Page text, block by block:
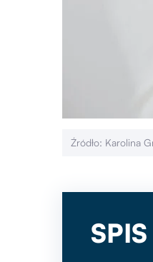
Źródło: Karolina